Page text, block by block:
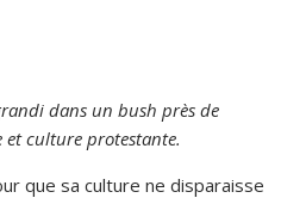
dans un bush près de
culture protestante.
que sa culture ne disparaisse